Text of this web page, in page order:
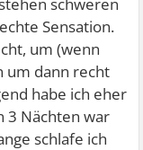
Sensation.
um (wenn
um dann recht
habe ich eher
3 Nächten war
schlafe ich